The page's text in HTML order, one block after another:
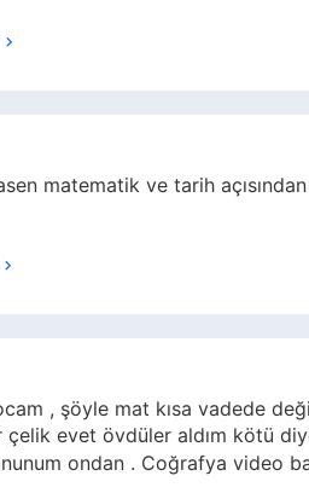
matematik ve tarih
, şöyle mat kısa vadede
evet övdüler aldım kötü
ondan . Coğrafya video